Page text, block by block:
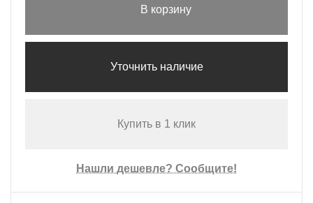
В корзину
Уточнить наличие
Купить в 1 клик
Нашли дешевле? Сообщите!